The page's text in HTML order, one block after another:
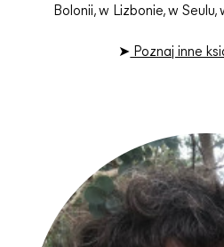
Bolonii, w Lizbonie, w
➤ Poznaj inne